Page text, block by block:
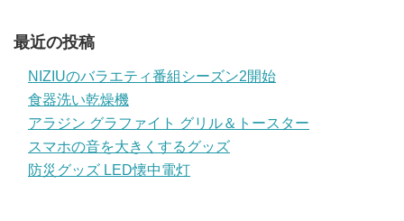
最近の投稿
NIZIUのバラエティ番組シーズン2開始
食器洗い乾燥機
アラジン グラファイト グリル＆トースター
スマホの音を大きくするグッズ
防災グッズ LED懐中電灯